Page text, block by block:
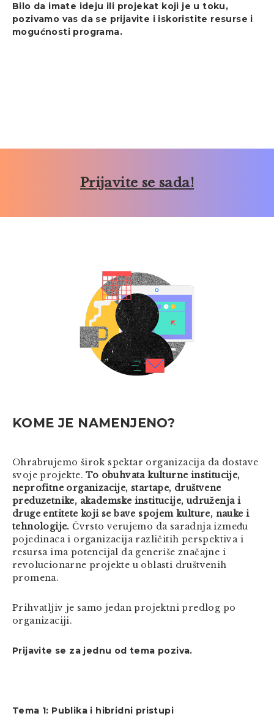
Bilo da imate ideju ili projekat koji je u toku,
pozivamo vas da se prijavite i iskoristite resurse i
mogućnosti programa.
Prijavite se sada!
KOME JE NAMENJENO?
Ohrabrujemo širok spektar organizacija da dostave
svoje projekte.To obuhvata kulturne institucije,
neprofitne organizacije, startape, društvene
preduzetnike, akademske institucije, udruženja i
druge entitete koji se bave spojem kulture, nauke i
tehnologije.Čvrsto verujemo da saradnja između
pojedinaca i organizacija različitih perspektiva i
resursa ima potencijal da generiše značajne i
revolucionarne projekte u oblasti društvenih
promena.
Prihvatljiv je samo jedan projektni predlog po
organizaciji.
Prijavite se za jednu od tema poziva.
Tema 1: Publika i hibridni pristupi